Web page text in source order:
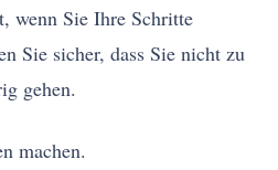
wenn Sie Ihre Schritte
Sie sicher, dass Sie nicht zu
gehen.
machen.